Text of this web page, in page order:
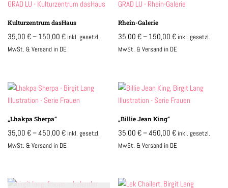
Kulturzentrum dasHaus
35,00 €– 150,00 € inkl. gesetzl.
MwSt. & Versand in DE
Rhein-Galerie
35,00€– 150,00€ inkl. gesetzl.
MwSt. & Versand in DE
„Lhakpa Sherpa“
35,00 €–450,00 € inkl. gesetzl.
MwSt. & Versand in DE
„Billie Jean King“
35,00€–450,00€ inkl. gesetzl.
MwSt. & Versand in DE